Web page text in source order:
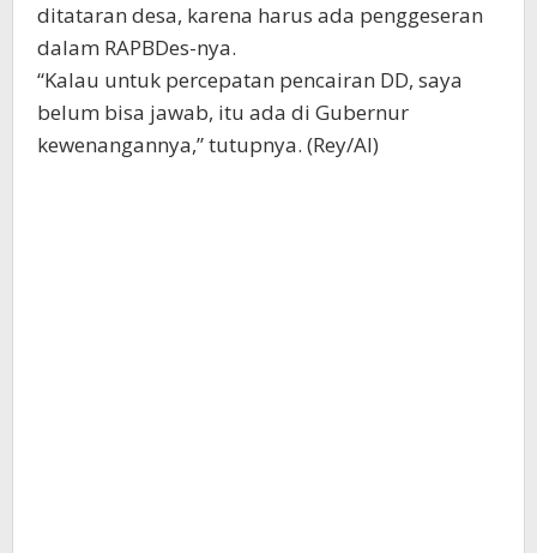
ditataran desa, karena harus ada penggeseran
dalam RAPBDes-nya.
“Kalau untuk percepatan pencairan DD, saya
belum bisa jawab, itu ada di Gubernur
kewenangannya,” tutupnya. (Rey/Al)